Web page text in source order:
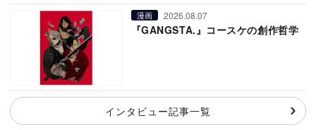
漫画 2026.08.07
『GANGSTA.』コースケの創作哲学
インタビュー記事一覧